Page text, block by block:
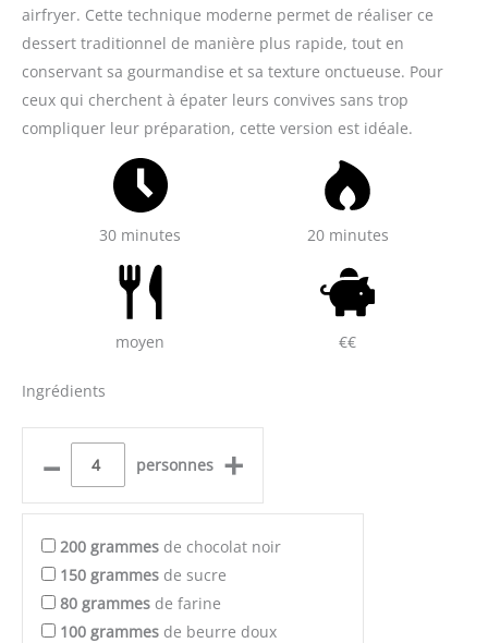
airfryer. Cette technique moderne permet de réaliser ce
dessert traditionnel de manière plus rapide, tout en
conservant sa gourmandise et sa texture onctueuse. Pour
ceux qui cherchent à épater leurs convives sans trop
compliquer leur préparation, cette version est idéale.
30 minutes 20 minutes
moyen €€
Ingrédients
– personnes +
200 grammes de chocolat noir
150 grammes de sucre
80 grammes de farine
100 grammes de beurre doux